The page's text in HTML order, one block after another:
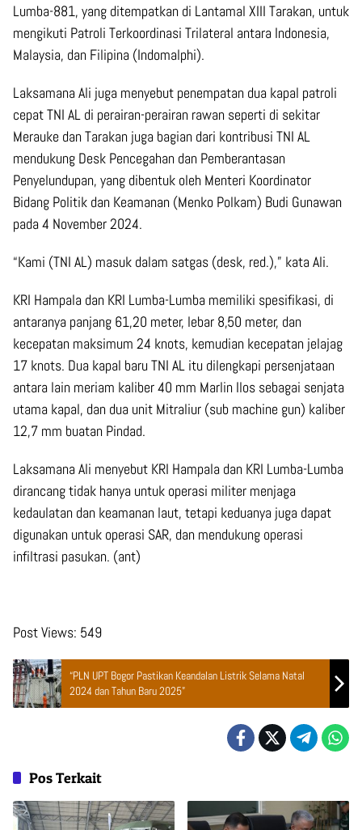
Lumba-881, yang ditempatkan di Lantamal XIII Tarakan, untuk
mengikuti Patroli Terkoordinasi Trilateral antara Indonesia,
Malaysia, dan Filipina (Indomalphi).
Laksamana Ali juga menyebut penempatan dua kapal patroli
cepat TNI AL di perairan-perairan rawan seperti di sekitar
Merauke dan Tarakan juga bagian dari kontribusi TNI AL
mendukung Desk Pencegahan dan Pemberantasan
Penyelundupan, yang dibentuk oleh Menteri Koordinator
Bidang Politik dan Keamanan (Menko Polkam) Budi Gunawan
pada 4 November 2024.
“Kami (TNI AL) masuk dalam satgas (desk, red.),” kata Ali.
KRI Hampala dan KRI Lumba-Lumba memiliki spesifikasi, di
antaranya panjang 61,20 meter, lebar 8,50 meter, dan
kecepatan maksimum 24 knots, kemudian kecepatan jelajag
17 knots. Dua kapal baru TNI AL itu dilengkapi persenjataan
antara lain meriam kaliber 40 mm Marlin Ilos sebagai senjata
utama kapal, dan dua unit Mitraliur (sub machine gun) kaliber
12,7 mm buatan Pindad.
Laksamana Ali menyebut KRI Hampala dan KRI Lumba-Lumba
dirancang tidak hanya untuk operasi militer menjaga
kedaulatan dan keamanan laut, tetapi keduanya juga dapat
digunakan untuk operasi SAR, dan mendukung operasi
infiltrasi pasukan. (ant)
Post Views: 549
“PLN UPT Bogor Pastikan Keandalan Listrik Selama Natal
2024 dan Tahun Baru 2025”
Pos Terkait